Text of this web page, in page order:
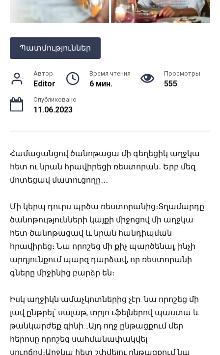
Պատմություններ
Автор
Editor
Время чтения
6 мин.
Просмотры
555
Опубликовано
11.06.2023
Համացանցով ծանոթացա մի գեղեցիկ աղջկա
հետ ու նրան հրավիրեցի ռեստորան․ Երբ մեզ
մոտեցավ մատուցողը․․․
Մի կերպ դուրս պրծա ռեստորանից։Տղամարդը
ծանոթությունների կայքի միջոցով մի աղջկա
հետ ծանոթացավ և նրան հանդիպման
հրավիրեց։ Նա որոշեց մի քիչ պարծենալ, ինչի
արդյունքում պարզ դարձավ, որ ռեստորանի
գները միջինից բարձր են։
Իսկ աղջիկն ամաչկոտներից չէր. նա որոշեց մի
լավ ընթրել՝ սալաթ, տրյո ւֆելներով պաստա և
թանկարժեք գինի…Այդ ողջ ընթացքում մեր
հերոսը որոշեց սահմանափակվել
սուրճով։Աղջկա հետ շփվելու ընթացքում նա